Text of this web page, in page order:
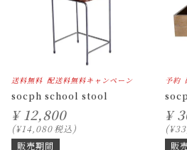
送料無料 配送料無料キャンペーン
socph school stool
¥ 12,800
¥14,080税込
販売期間
予約
¥
¥
販